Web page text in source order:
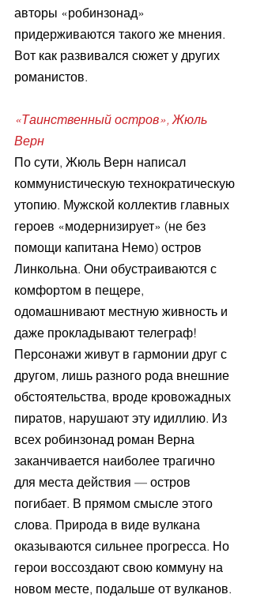
авторы «робинзонад»
придерживаются такого же мнения.
Вот как развивался сюжет у других
романистов.
«Таинственный остров», Жюль
Верн
По сути, Жюль Верн написал
коммунистическую технократическую
утопию. Мужской коллектив главных
героев «модернизирует» (не без
помощи капитана Немо) остров
Линкольна. Они обустраиваются с
комфортом в пещере,
одомашнивают местную живность и
даже прокладывают телеграф!
Персонажи живут в гармонии друг с
другом, лишь разного рода внешние
обстоятельства, вроде кровожадных
пиратов, нарушают эту идиллию. Из
всех робинзонад роман Верна
заканчивается наиболее трагично
для места действия — остров
погибает. В прямом смысле этого
слова. Природа в виде вулкана
оказываются сильнее прогресса. Но
герои воссоздают свою коммуну на
новом месте, подальше от вулканов.